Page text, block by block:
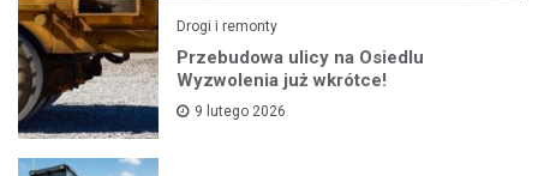
Drogi i remonty
Przebudowa ulicy na Osiedlu
Wyzwolenia już wkrótce!
9 lutego 2026